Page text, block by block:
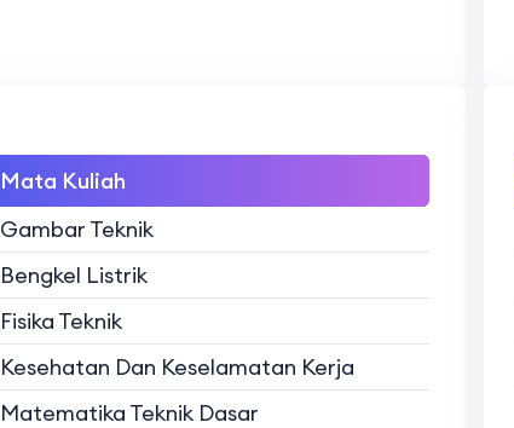
Mata Kuliah
Gambar Teknik
Bengkel Listrik
Fisika Teknik
Kesehatan Dan Keselamatan Kerja
Matematika Teknik Dasar